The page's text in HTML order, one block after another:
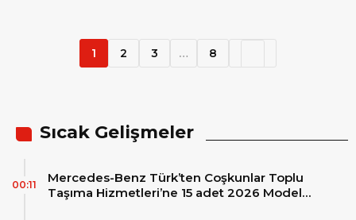
1 2 3 … 8
Sıcak Gelişmeler
Mercedes-Benz Türk’ten Coşkunlar Toplu
Taşıma Hizmetleri’ne 15 adet 2026 Model
00:11